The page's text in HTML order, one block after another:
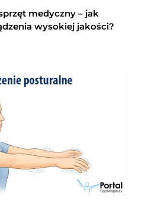
medyczny – jak
wysokiej jakości?